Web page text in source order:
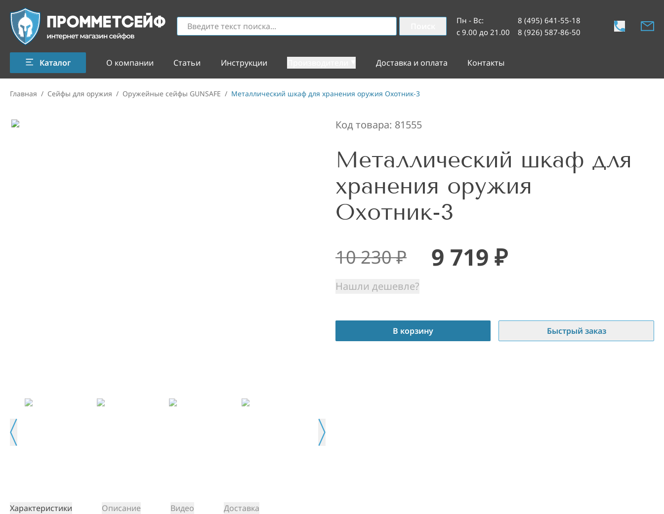
Пн - Вс:
с 9.00 до 21.00
8 (495) 641-55-18
8 (926) 587-86-50
Каталог О компании Статьи Инструкции Доставка и оплата Контакты
Главная / Сейфы для оружия / Оружейные сейфы GUNSAFE / Металлический шкаф для хранения оружия Охотник-3
Код товара: 81555
Металлический шкаф для
хранения оружия
Охотник-3
10 230₽ 9 719 ₽
Нашли дешевле?
В корзину Быстрый заказ
Характеристики Описание Видео Доставка